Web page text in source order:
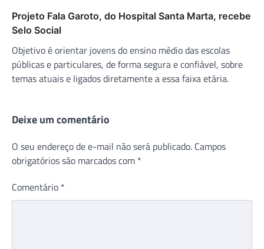
Projeto Fala Garoto, do Hospital Santa Marta, recebe
Selo Social
Objetivo é orientar jovens do ensino médio das escolas
públicas e particulares, de forma segura e confiável, sobre
temas atuais e ligados diretamente a essa faixa etária.
Deixe um comentário
O seu endereço de e-mail não será publicado. Campos
obrigatórios são marcados com *
Comentário *